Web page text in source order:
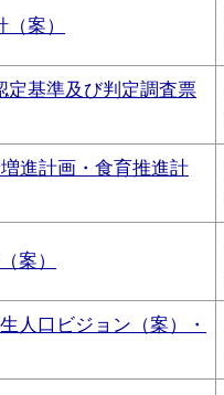
案）
定基準及び判定調査票
進計画・食育推進計
案）
人口ビジョン（案）・